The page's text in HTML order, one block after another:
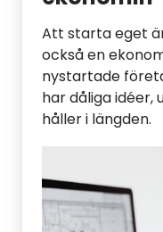
Att starta eget
också en
nystartade
har dåliga
håller i längden.